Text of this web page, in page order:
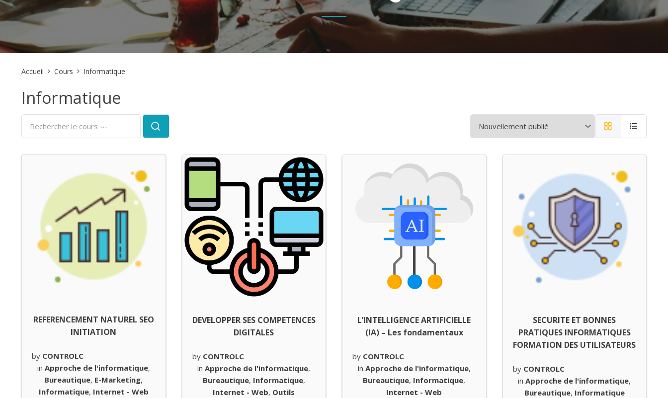
Accueil Cours Informatique
Informatique
REFERENCEMENT NATUREL SEO
INITIATION
by CONTROLC
in Approche de l'informatique,
Bureautique, E-Marketing,
Informatique, Internet - Web
DEVELOPPER SES COMPETENCES
DIGITALES
by CONTROLC
in Approche de l'informatique,
Bureautique, Informatique,
Internet - Web, Outils
L’INTELLIGENCE ARTIFICIELLE
(IA) – Les fondamentaux
by CONTROLC
in Approche de l'informatique,
Bureautique, Informatique,
Internet - Web
SECURITE ET BONNES
PRATIQUES INFORMATIQUES
FORMATION DES UTILISATEURS
by CONTROLC
in Approche de l'informatique,
Bureautique, Informatique